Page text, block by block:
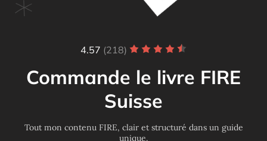
4.57 (218)
Commande le livre FIRE
Suisse
Tout mon contenu FIRE, clair et structuré dans un guide
unique.